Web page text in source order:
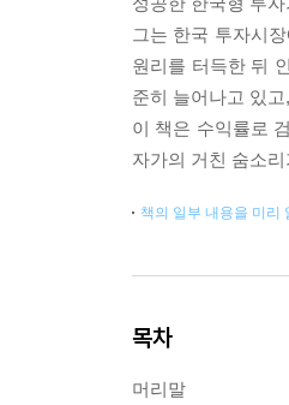
그는 한국 투자시
원리를 터득한 뒤
준히 늘어나고 있
이 책은 수익률로
자가의 거친 숨소
책의 일부 내용을 미리
목차
머리말